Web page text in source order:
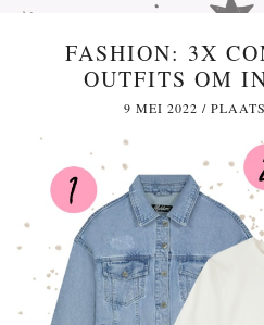
FASHION: 3X
OUTFITS OM
9 MEI 2022 /